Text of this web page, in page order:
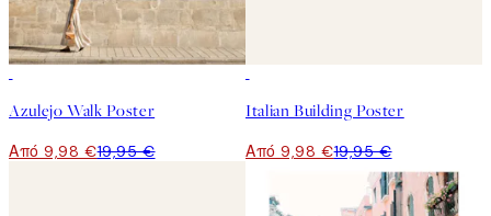
Azulejo Walk Poster
Από 9,98 €19,95 €
Italian Building Poster
Από 9,98 €19,95 €